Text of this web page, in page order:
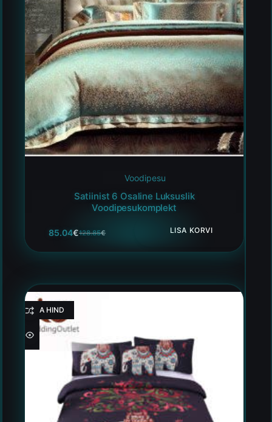
Voodipesu
Satiinist 6 Osaline Luksuslik
Voodipesukomplekt
128.85€
85.04€ LISA KORVI
HEA HIND